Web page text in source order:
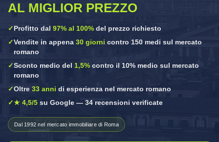
AL MIGLIOR PREZZO
✓Profitto dal 97% al 100% del prezzo richiesto
✓Vendite in appena 30 giorni contro 150 medi sul mercato
romano
✓Sconto medio del 1,5% contro il 10% medio sul mercato
romano
✓Oltre 33 anni di esperienza nel mercato romano
✓★ 4,5/5 su Google — 34 recensioni verificate
Dal 1992 nel mercato immobiliare di Roma